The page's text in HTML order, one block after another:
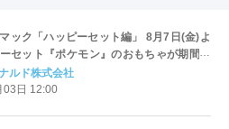
ック「ハッピーセット編」 8月7日(金)よ
セット『ポケモン』のおもちゃが期間限
ルド株式会社
03日 12:00